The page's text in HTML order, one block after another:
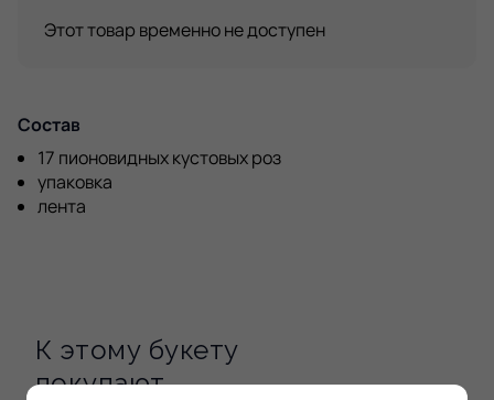
Этот товар временно не доступен
Состав
17 пионовидных кустовых роз
упаковка
лента
К этому букету
покупают